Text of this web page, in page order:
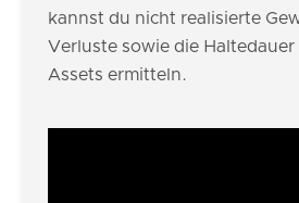
kannst du nicht realisierte
Verluste sowie die
Assets ermitteln.